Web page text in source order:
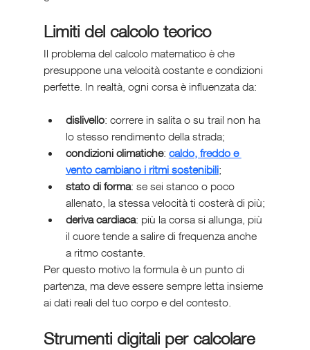
Limiti del calcolo teorico
Il problema del calcolo matematico è che
presuppone una velocità costante e condizioni
perfette. In realtà, ogni corsa è influenzata da:
dislivello: correre in salita o su trail non ha
lo stesso rendimento della strada;
condizioni climatiche: caldo, freddo e
vento cambiano i ritmi sostenibili;
stato di forma: se sei stanco o poco
allenato, la stessa velocità ti costerà di più;
deriva cardiaca: più la corsa si allunga, più
il cuore tende a salire di frequenza anche
a ritmo costante.
Per questo motivo la formula è un punto di
partenza, ma deve essere sempre letta insieme
ai dati reali del tuo corpo e del contesto.
Strumenti digitali per calcolare